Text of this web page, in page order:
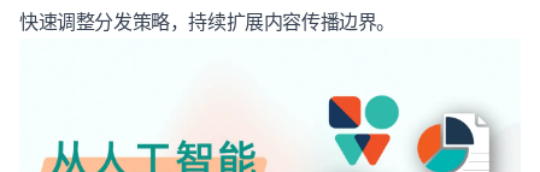
快速调整分发策略，持续扩展内容传播边界。